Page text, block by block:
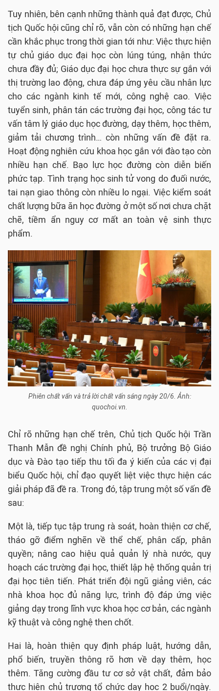
Tuy nhiên, bên cạnh những thành quả đạt được, Chủ
tịch Quốc hội cũng chỉ rõ, vẫn còn có những hạn chế
cần khắc phục trong thời gian tới như: Việc thực hiện
tự chủ giáo dục đại học còn lúng túng, nhận thức
chưa đầy đủ; Giáo dục đại học chưa thực sự gắn với
thị trường lao động, chưa đáp ứng yêu cầu nhân lực
cho các ngành kinh tế mới, công nghệ cao. Việc
tuyển sinh, phân tán các trường đại học, công tác tư
vấn tâm lý giáo dục học đường, dạy thêm, học thêm,
giảm tải chương trình… còn những vấn đề đặt ra.
Hoạt động nghiên cứu khoa học gắn với đào tạo còn
nhiều hạn chế. Bạo lực học đường còn diễn biến
phức tạp. Tình trạng học sinh tử vong do đuối nước,
tai nạn giao thông còn nhiều lo ngại. Việc kiểm soát
chất lượng bữa ăn học đường ở một số nơi chưa chặt
chẽ, tiềm ẩn nguy cơ mất an toàn vệ sinh thực
phẩm.
Phiên chất vấn và trả lời chất vấn sáng ngày 20/6. Ảnh:
quochoi.vn.
Chỉ rõ những hạn chế trên, Chủ tịch Quốc hội Trần
Thanh Mẫn đề nghị Chính phủ, Bộ trưởng Bộ Giáo
dục và Đào tạo tiếp thu tối đa ý kiến của các vị đại
biểu Quốc hội, chỉ đạo quyết liệt việc thực hiện các
giải pháp đã đề ra. Trong đó, tập trung một số vấn đề
sau:
Một là, tiếp tục tập trung rà soát, hoàn thiện cơ chế,
tháo gỡ điểm nghẽn về thể chế, phân cấp, phân
quyền; nâng cao hiệu quả quản lý nhà nước, quy
hoạch các trường đại học, thiết lập hệ thống quản trị
đại học tiên tiến. Phát triển đội ngũ giảng viên, các
nhà khoa học đủ năng lực, trình độ đáp ứng việc
giảng dạy trong lĩnh vực khoa học cơ bản, các ngành
kỹ thuật và công nghệ then chốt.
Hai là, hoàn thiện quy định pháp luật, hướng dẫn,
phổ biến, truyền thông rõ hơn về dạy thêm, học
thêm. Tăng cường đầu tư cơ sở vật chất, đảm bảo
thực hiện chủ trương tổ chức dạy học 2 buổi/ngày.